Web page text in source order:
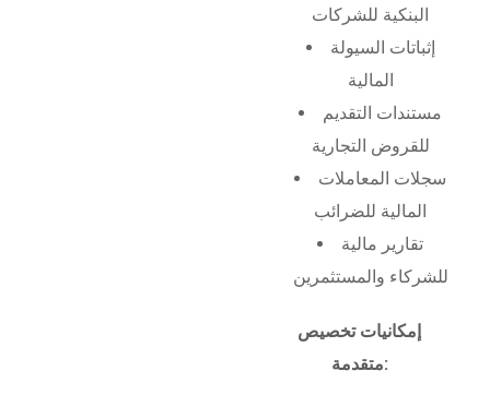
البنكية للشركات
إثباتات السيولة
المالية
مستندات التقديم
للقروض التجارية
سجلات المعاملات
المالية للضرائب
تقارير مالية
للشركاء والمستثمرين
إمكانيات تخصيص
متقدمة: